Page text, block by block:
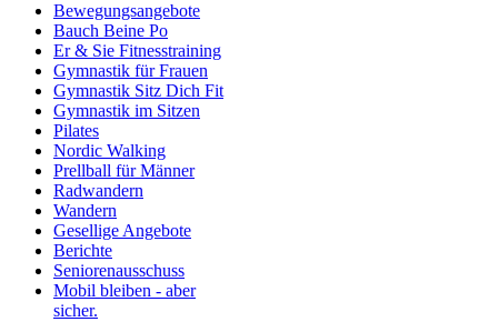
Bewegungsangebote
Bauch Beine Po
Er & Sie Fitnesstraining
Gymnastik für Frauen
Gymnastik Sitz Dich Fit
Gymnastik im Sitzen
Pilates
Nordic Walking
Prellball für Männer
Radwandern
Wandern
Gesellige Angebote
Berichte
Seniorenausschuss
Mobil bleiben - aber
sicher.